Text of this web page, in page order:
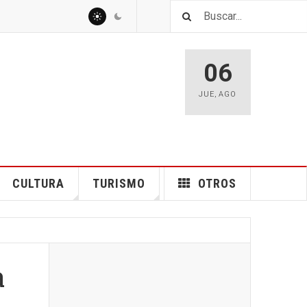
06
JUE,AGO
CULTURA TURISMO OTROS